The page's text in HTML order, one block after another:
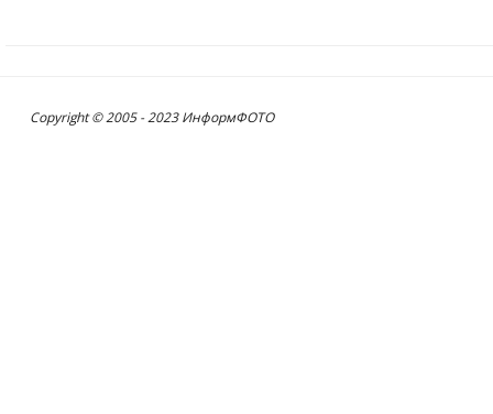
Copyright © 2005 - 2023 ИнформФОТО